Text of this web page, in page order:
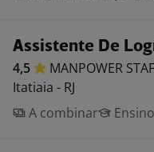
Assistente De
4,5 MANPOWER
Itatiaia - RJ
A combinar